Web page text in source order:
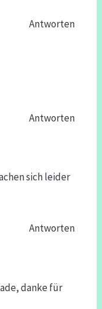
Antworten
Antworten
sich leider
Antworten
danke für